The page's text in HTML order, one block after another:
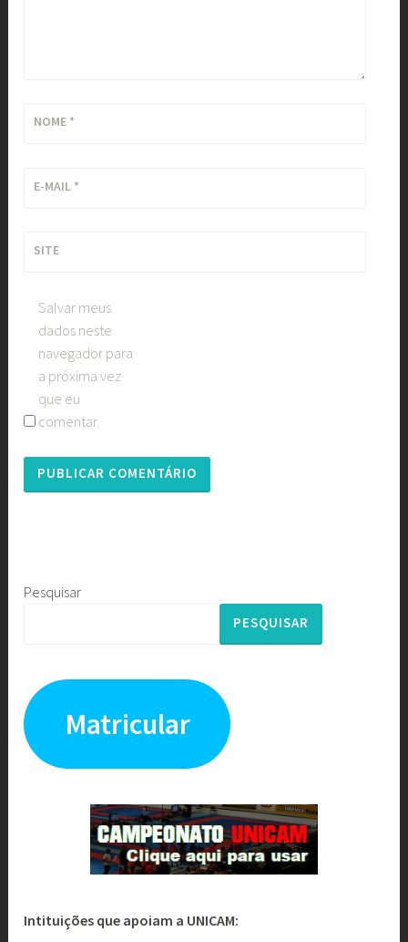
NOME *
E-MAIL *
SITE
Salvar meus
dados neste
navegador para
a próxima vez
que eu
comentar.
Pesquisar
PESQUISAR
Matricular
Intituições que apoiam a UNICAM: